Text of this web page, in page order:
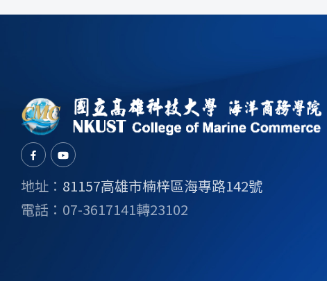
地址： 81157高雄市楠梓區海專路142號
電話：07-3617141轉23102